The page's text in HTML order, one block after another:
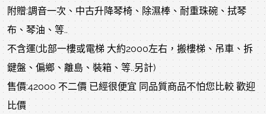
附贈:調音一次、中古升降琴椅、除濕棒、耐重珠碗、拭琴
布、琴油、等..
不含運(北部一樓或電梯 大約2000左右，搬樓梯、吊車、拆
鍵盤、偏鄉、離島、裝箱、等..另計)
售價:42000 不二價 已經很便宜 同品質商品不怕您比較 歡迎
比價